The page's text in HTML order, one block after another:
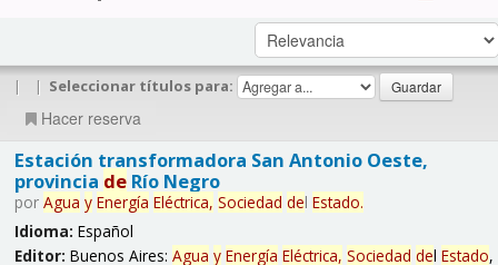
| | Seleccionar títulos para:
Hacer reserva
Estación transformadora San Antonio Oeste,
provincia deRío Negro
por Agua y Energía Eléctrica, Sociedad del Estado.
Idioma: Español
Editor: Buenos Aires: Agua y Energía Eléctrica, Sociedad del Estado,